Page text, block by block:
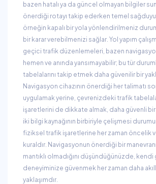
bazen hatalı ya da güncel olmayan bilgiler
önerdiği rotayı takip ederken temel
örneğin kapalı bir yola yönlendirilmeniz
bir karar verebilmenizi sağlar. Yol yapım
geçici trafik düzenlemeleri, bazen
hemen ve anında yansımayabilir; bu tür
tabelalarını takip etmek daha güvenilir bir
Navigasyon cihazının önerdiği her talimatı
uygulamak yerine, çevrenizdeki trafik
işaretlerini de dikkate almak, daha güvenli bir
iki bilgi kaynağının birbiriyle çelişmesi
fiziksel trafik işaretlerine her zaman öncelik
kuraldır. Navigasyonun önerdiği bir
mantıklı olmadığını düşündüğünüzde,
deneyiminize güvenmek her zaman daha
yaklaşımdır.